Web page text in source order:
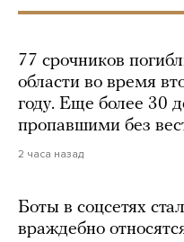
77 срочников
области во время
году. Еще более 30
пропавшими без
2 часа назад
Боты в соцсетях
враждебно